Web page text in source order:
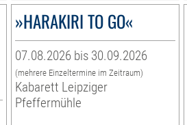
»HARAKIRI TO GO«
07.08.2026 bis 30.09.2026
(mehrere Einzeltermine im Zeitraum)
Kabarett Leipziger
Pfeffermühle